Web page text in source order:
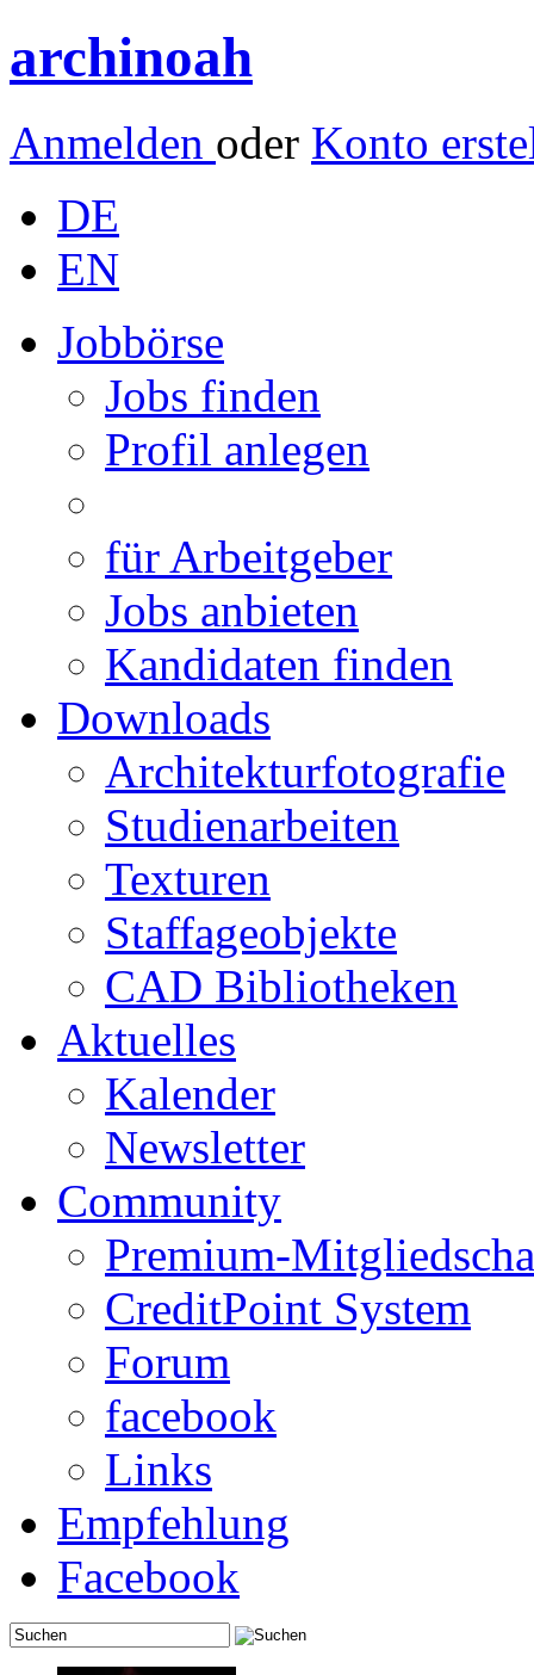
archinoah
Anmelden oder Konto
DE
EN
Jobbörse
Jobs finden
Profil anlegen
für Arbeitgeber
Jobs anbieten
Kandidaten finden
Downloads
Architekturfotografie
Studienarbeiten
Texturen
Staffageobjekte
CAD Bibliotheken
Aktuelles
Kalender
Newsletter
Community
Premium-
CreditPoint System
Forum
facebook
Links
Empfehlung
Facebook